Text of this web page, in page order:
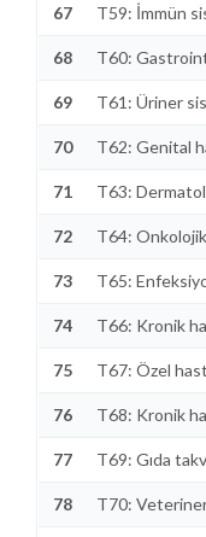
67 T59: İmmün
68 T60:
69 T61: Üriner
70 T62: Genital
71 T63:
72 T64: Onkolojik
73 T65:
74 T66: Kronik
75 T67: Özel
76 T68: Kronik
77 T69: Gıda
78 T70: